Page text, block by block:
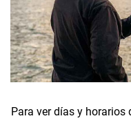
Para ver días y horarios